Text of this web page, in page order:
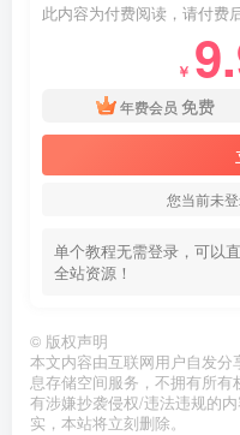
此内容为付费阅读，请付费
￥
年费会员 免费
您当前未
单个教程无需登录，可以
全站资源！
© 版权声明
本文内容由互联网用户自发
息存储空间服务，不拥有所
有涉嫌抄袭侵权/违法违规的
实，本站将立刻删除。